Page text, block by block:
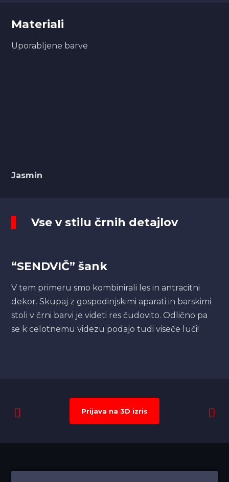
Materiali
Uporabljene barve
Jasmin
Vse v stilu črnih detajlov
“SENDVIČ” šank
V tem primeru smo kombinirali les in antracitni
dekor. Skupaj z gospodinjskimi aparati in barskimi
stoli v črni barvi je videti res čudovito. Odlično pa
se k celotnemu videzu podajo tudi viseče luči!
Prijava na 3D izris